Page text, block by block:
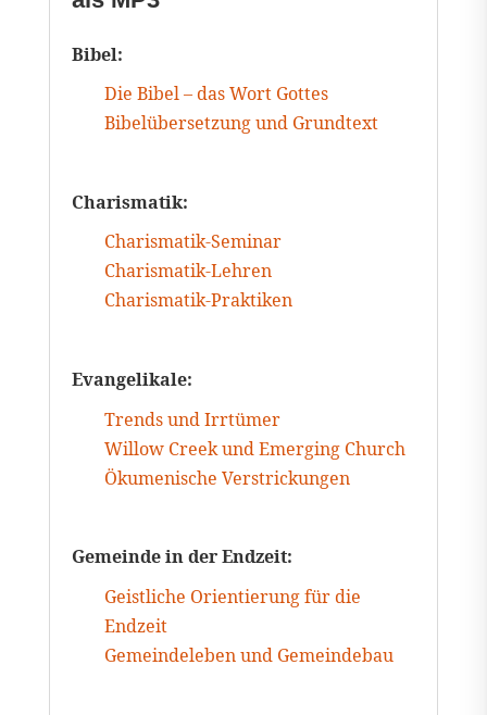
Bibel:
Die Bibel – das Wort Gottes
Bibelübersetzung und Grundtext
Charismatik:
Charismatik-Seminar
Charismatik-Lehren
Charismatik-Praktiken
Evangelikale:
Trends und Irrtümer
Willow Creek und Emerging Church
Ökumenische Verstrickungen
Gemeinde in der Endzeit:
Geistliche Orientierung für die
Endzeit
Gemeindeleben und Gemeindebau